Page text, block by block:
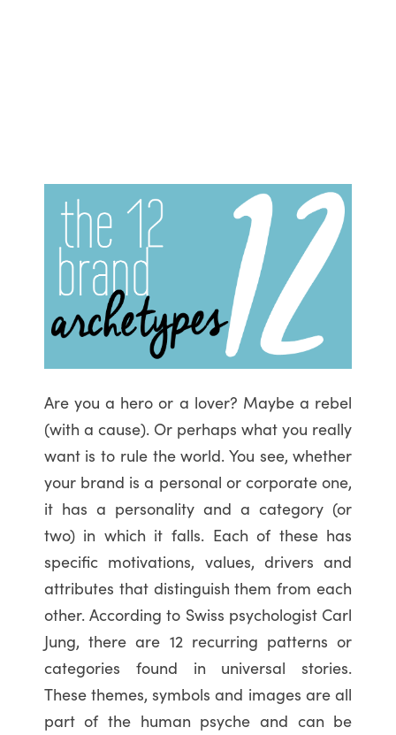
Are you a hero or a lover? Maybe a rebel
(with a cause). Or perhaps what you really
want is to rule the world. You see, whether
your brand is a personal or corporate one,
it has a personality and a category (or
two) in which it falls. Each of these has
specific motivations, values, drivers and
attributes that distinguish them from each
other. According to Swiss psychologist Carl
Jung, there are 12 recurring patterns or
categories found in universal stories.
These themes, symbols and images are all
part of the human psyche and can be